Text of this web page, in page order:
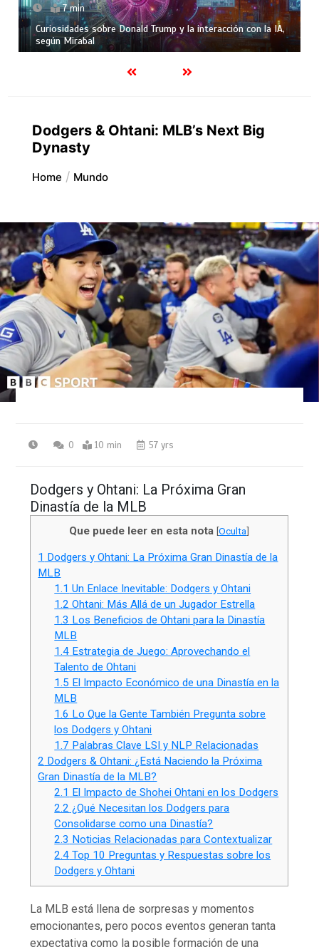
7 min
Curiosidades sobre Donald Trump y la interacción con la IA,
según Mirabal
Dodgers & Ohtani: MLB’s Next Big
Dynasty
Home Mundo
0 10 min 57 yrs
Dodgers y Ohtani: La Próxima Gran
Dinastía de la MLB
Que puede leer en esta nota [Oculta]
1 Dodgers y Ohtani: La Próxima Gran Dinastía de la
MLB
1.1 Un Enlace Inevitable: Dodgers y Ohtani
1.2 Ohtani: Más Allá de un Jugador Estrella
1.3 Los Beneficios de Ohtani para la Dinastía
MLB
1.4 Estrategia de Juego: Aprovechando el
Talento de Ohtani
1.5 El Impacto Económico de una Dinastía en la
MLB
1.6 Lo Que la Gente También Pregunta sobre
los Dodgers y Ohtani
1.7 Palabras Clave LSI y NLP Relacionadas
2 Dodgers & Ohtani: ¿Está Naciendo la Próxima
Gran Dinastía de la MLB?
2.1 El Impacto de Shohei Ohtani en los Dodgers
2.2 ¿Qué Necesitan los Dodgers para
Consolidarse como una Dinastía?
2.3 Noticias Relacionadas para Contextualizar
2.4 Top 10 Preguntas y Respuestas sobre los
Dodgers y Ohtani
La MLB está llena de sorpresas y momentos
emocionantes, pero pocos eventos generan tanta
expectativa como la posible formación de una